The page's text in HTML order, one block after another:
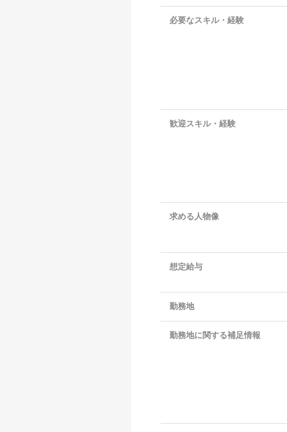
必要なスキル・経験
歓迎スキル・経験
求める人物像
想定給与
勤務地
勤務地に関する補足情報